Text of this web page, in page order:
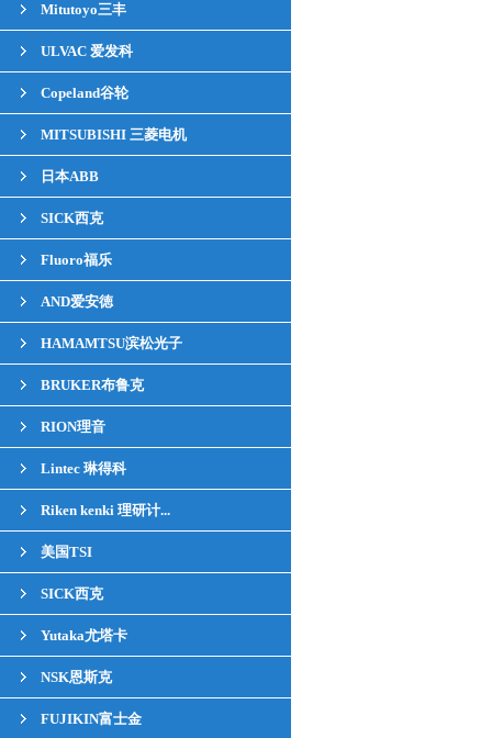
Mitutoyo三丰
ULVAC 爱发科
Copeland谷轮
MITSUBISHI 三菱电机
日本ABB
SICK西克
Fluoro福乐
AND爱安徳
HAMAMTSU滨松光子
BRUKER布鲁克
RION理音
Lintec 琳得科
Riken kenki 理研计...
美国TSI
SICK西克
Yutaka尤塔卡
NSK恩斯克
FUJIKIN富士金